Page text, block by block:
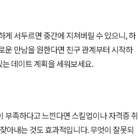
서두르면 중간에 지쳐버릴 수 있으니, 하
운 만남을 원한다면 친구 관계부터 시작하
데이트 계획을 세워보세요.
부족하다고 느낀다면 스킬업이나 자격증 취
아내는 것도 효과적입니다. 무엇이 잘못되